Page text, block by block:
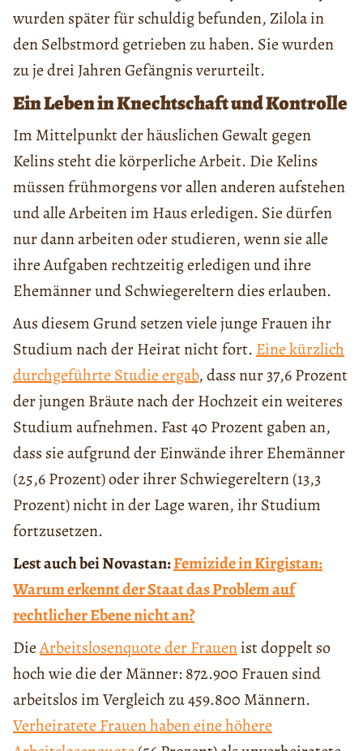
wurden später für schuldig befunden, Zilola in
den Selbstmord getrieben zu haben. Sie wurden
zu je drei Jahren Gefängnis verurteilt.
Ein Leben in Knechtschaft und Kontrolle
Im Mittelpunkt der häuslichen Gewalt gegen
Kelins steht die körperliche Arbeit. Die Kelins
müssen frühmorgens vor allen anderen aufstehen
und alle Arbeiten im Haus erledigen. Sie dürfen
nur dann arbeiten oder studieren, wenn sie alle
ihre Aufgaben rechtzeitig erledigen und ihre
Ehemänner und Schwiegereltern dies erlauben.
Aus diesem Grund setzen viele junge Frauen ihr
Studium nach der Heirat nicht fort. Eine kürzlich
durchgeführte Studie ergab, dass nur 37,6 Prozent
der jungen Bräute nach der Hochzeit ein weiteres
Studium aufnehmen. Fast 40 Prozent gaben an,
dass sie aufgrund der Einwände ihrer Ehemänner
(25,6 Prozent) oder ihrer Schwiegereltern (13,3
Prozent) nicht in der Lage waren, ihr Studium
fortzusetzen.
Lest auch bei Novastan:Femizide in Kirgistan:
Warum erkennt der Staat das Problem auf
rechtlicher Ebene nicht an?
DieArbeitslosenquote der Frauenist doppelt so
hoch wie die der Männer: 872.900 Frauen sind
arbeitslos im Vergleich zu 459.800 Männern.
Verheiratete Frauen haben eine höhere